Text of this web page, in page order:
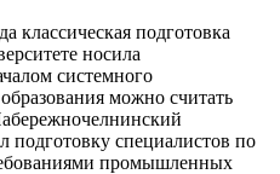
классическая подготовка
носила
системного
можно считать
подготовку специалистов по
промышленных